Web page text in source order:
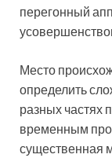
перегонный
Место
определить
разных частях
временным
существенная